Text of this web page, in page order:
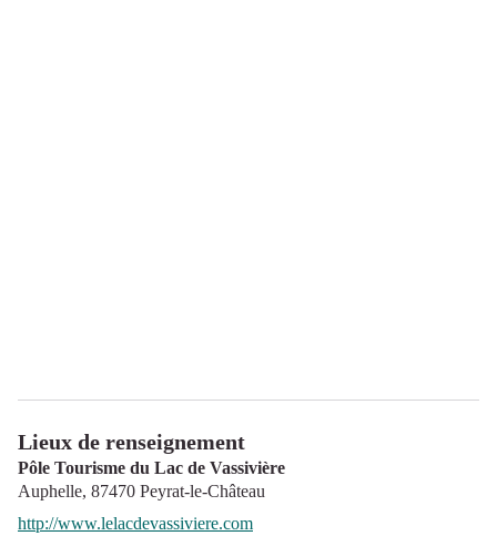
Lieux de renseignement
Pôle Tourisme du Lac de Vassivière
Auphelle, 87470 Peyrat-le-Château
http://www.lelacdevassiviere.com